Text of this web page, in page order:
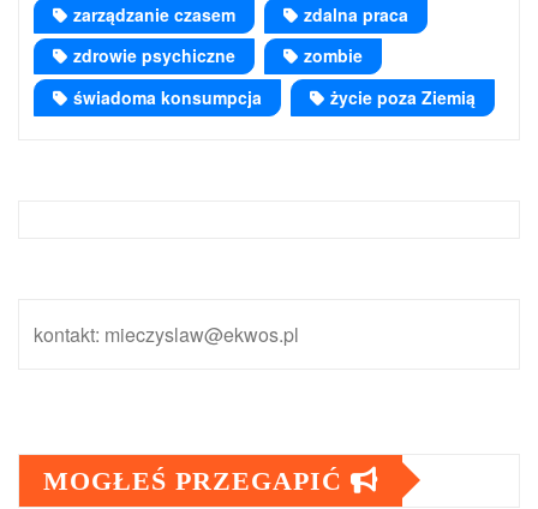
zarządzanie czasem
zdalna praca
zdrowie psychiczne
zombie
świadoma konsumpcja
życie poza Ziemią
kontakt: mieczyslaw@ekwos.pl
MOGŁEŚ PRZEGAPIĆ